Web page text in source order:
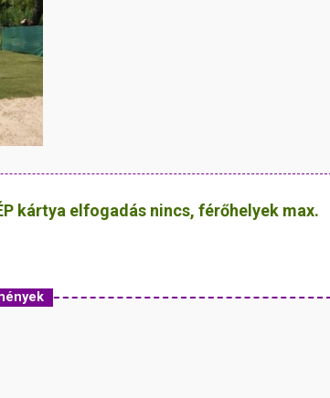
kártya elfogadás nincs, férőhelyek max.